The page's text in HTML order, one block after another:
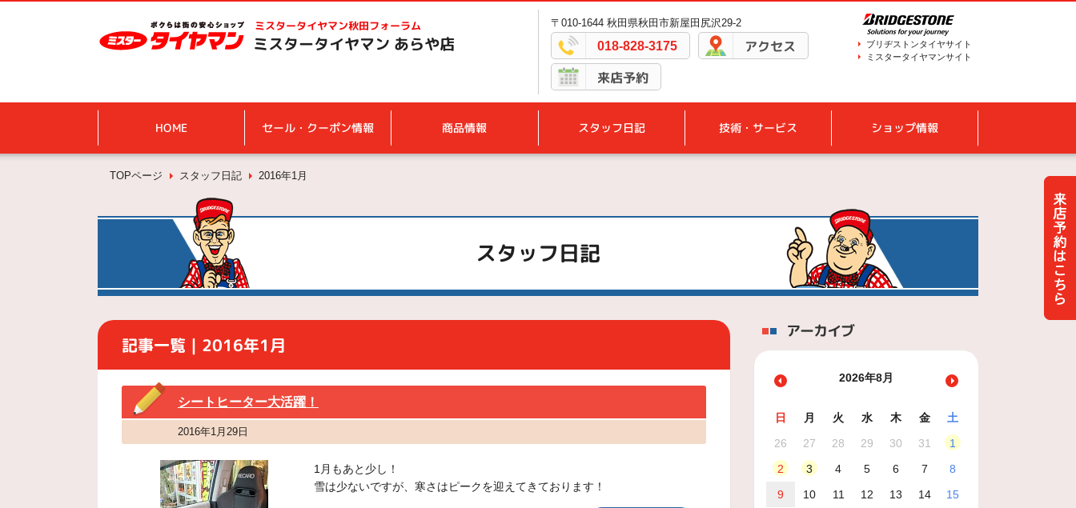
ミスタータイヤマン秋田フォーラム
ミスタータイヤマン あらや店
〒010-1644 秋田県秋田市新屋田尻沢29-2
018-828-3175 アクセス
来店予約
ブリヂストンタイヤサイト
ミスタータイヤマンサイト
HOME セール・クーポン情報 商品情報 スタッフ日記 技術・サービス ショップ情報
TOPページ スタッフ日記 2016年1月
スタッフ日記
記事一覧｜2016年1月
シートヒーター大活躍！
2016年1月29日
1月もあと少し！
雪は少ないですが、寒さはピークを迎えてきております！
アーカイブ
2026年8月
日 月 火 水 木 金
土
26
27 28 29 30 31
1
2
3 4 5 6 7
8
9
10 11 12 13 14
15